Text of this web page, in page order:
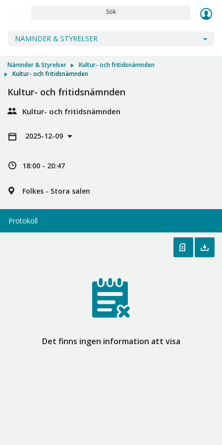
Sök
NÄMNDER & STYRELSER
Nämnder & Styrelser
Kultur- och fritidsnämnden
Kultur- och fritidsnämnden
Kultur- och fritidsnämnden
Kultur- och fritidsnämnden
2025-12-09
18:00 - 20:47
Folkes - Stora salen
Protokoll
Det finns ingen information att visa